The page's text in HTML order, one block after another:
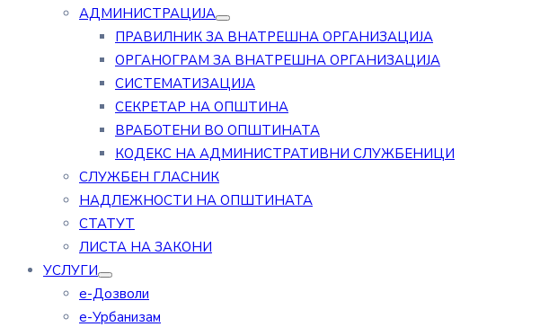
АДМИНИСТРАЦИЈА
ПРАВИЛНИК ЗА ВНАТРЕШНА ОРГАНИЗАЦИЈА
ОРГАНОГРАМ ЗА ВНАТРЕШНА ОРГАНИЗАЦИЈА
СИСТЕМАТИЗАЦИЈА
СЕКРЕТАР НА ОПШТИНА
ВРАБОТЕНИ ВО ОПШТИНАТА
КОДЕКС НА АДМИНИСТРАТИВНИ СЛУЖБЕНИЦИ
СЛУЖБЕН ГЛАСНИК
НАДЛЕЖНОСТИ НА ОПШТИНАТА
СТАТУТ
ЛИСТА НА ЗАКОНИ
УСЛУГИ
е-Дозволи
е-Урбанизам